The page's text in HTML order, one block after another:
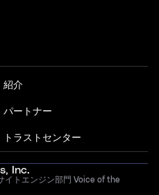
紹介
パートナー
トラストセンター
Inc.
トエンジン部門 Voice of the